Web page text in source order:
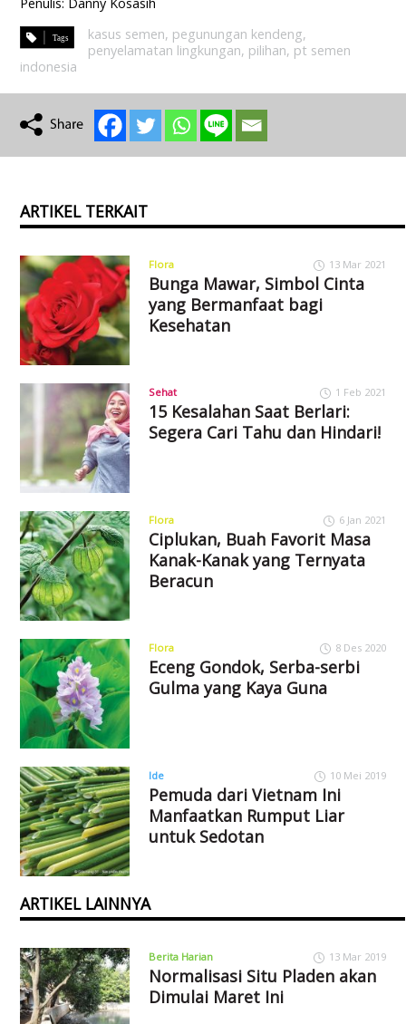
kasus semen, pegunungan kendeng,
penyelamatan lingkungan, pilihan, pt semen
indonesia
ARTIKEL TERKAIT
Flora 13 Mar 2021
Bunga Mawar, Simbol Cinta
yang Bermanfaat bagi
Kesehatan
Sehat 1 Feb 2021
15 Kesalahan Saat Berlari:
Segera Cari Tahu dan Hindari!
Flora 6 Jan 2021
Ciplukan, Buah Favorit Masa
Kanak-Kanak yang Ternyata
Beracun
Flora 8 Des 2020
Eceng Gondok, Serba-serbi
Gulma yang Kaya Guna
Ide 10 Mei 2019
Pemuda dari Vietnam Ini
Manfaatkan Rumput Liar
untuk Sedotan
ARTIKEL LAINNYA
Berita Harian 13 Mar 2019
Normalisasi Situ Pladen akan
Dimulai Maret Ini